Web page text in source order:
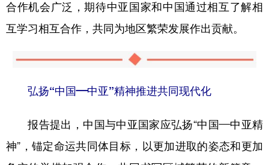
合作机会广泛，期待中亚国家和中国通过相互了解相
互学习相互合作，共同为地区繁荣发展作出贡献。
弘扬“中国—中亚”精神推进共同现代化
报告提出，中国与中亚国家应弘扬“中国—中亚精
神”，锚定命运共同体目标，以更加进取的姿态和更加